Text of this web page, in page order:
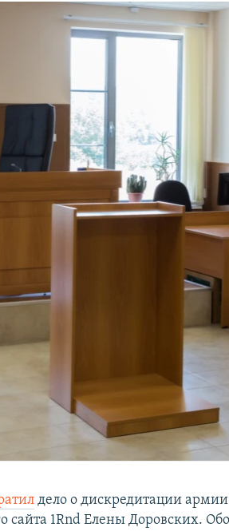
дело о дискредитации
сайта 1Rnd Елены Доровских.